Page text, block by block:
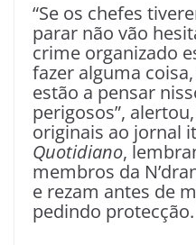
“Se os chefes
parar não vão
crime organizado
fazer alguma
estão a pensar
perigosos”,
originais ao jornal
Quotidiano,
membros da
e rezam antes de
pedindo protecção.